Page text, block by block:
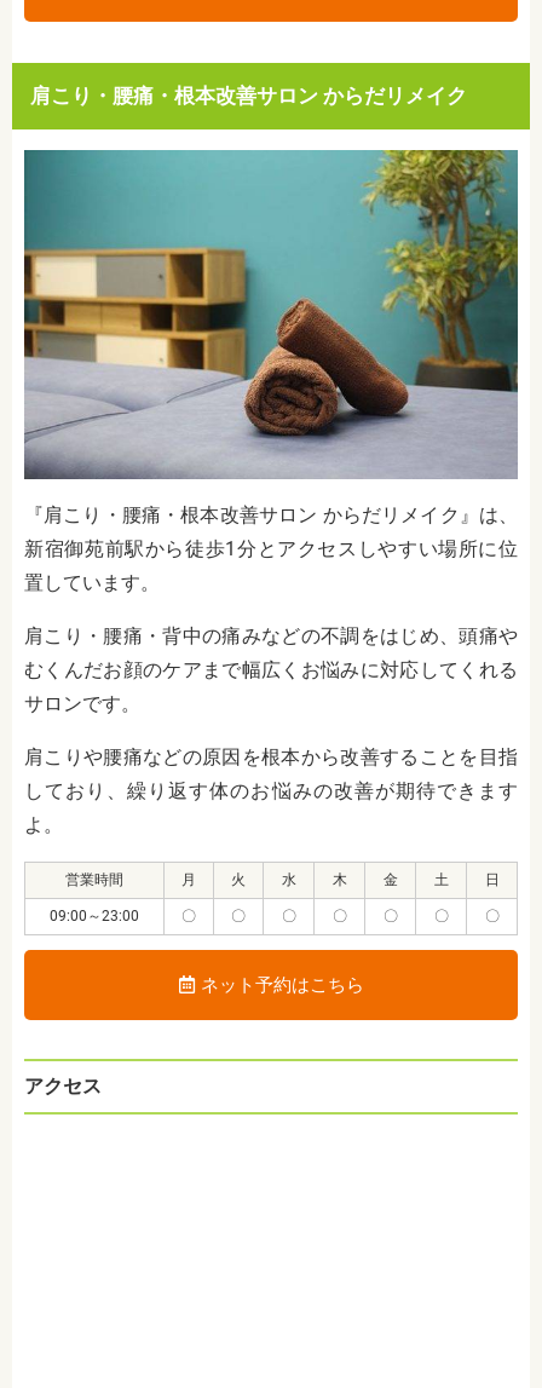
肩こり・腰痛・根本改善サロン からだリメイク
『肩こり・腰痛・根本改善サロン からだリメイク』は、
新宿御苑前駅から徒歩1分とアクセスしやすい場所に位
置しています。
肩こり・腰痛・背中の痛みなどの不調をはじめ、頭痛や
むくんだお顔のケアまで幅広くお悩みに対応してくれる
サロンです。
肩こりや腰痛などの原因を根本から改善することを目指
しており、繰り返す体のお悩みの改善が期待できます
よ。
営業時間 月 火 水 木 金 土 日
09:00～23:00 〇 〇 〇 〇 〇 〇 〇
ネット予約はこちら
アクセス